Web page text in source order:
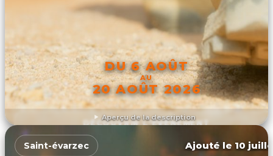
Aperçu de la description
DU 6 AOÛT
AU
20 AOÛT 2026
DÉCOUVRIR L'ÉVÉNEMENT
Saint-évarzec Ajouté le 10